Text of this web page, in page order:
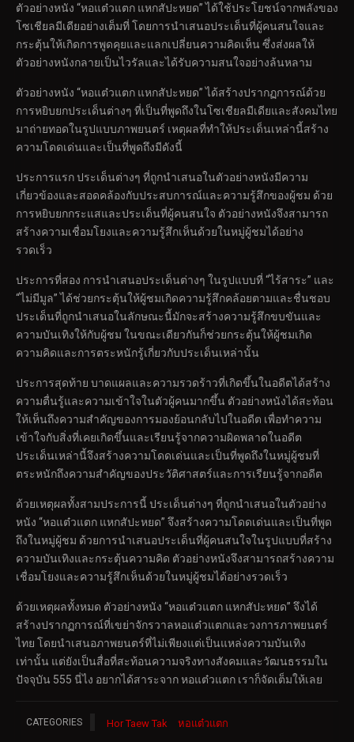
ตัวอย่างหนัง “หอแต๋วแตก แหกสัปะหยด” ได้ใช้ประโยชน์จากพลังของ
โซเชียลมีเดียอย่างเต็มที่ โดยการนำเสนอประเด็นที่ผู้คนสนใจและ
กระตุ้นให้เกิดการพูดคุยและแลกเปลี่ยนความคิดเห็น ซึ่งส่งผลให้
ตัวอย่างหนังกลายเป็นไวรัลและได้รับความสนใจอย่างล้นหลาม
ตัวอย่างหนัง “หอแต๋วแตก แหกสัปะหยด” ได้สร้างปรากฏการณ์ด้วย
การหยิบยกประเด็นต่างๆ ที่เป็นที่พูดถึงในโซเชียลมีเดียและสังคมไทย
มาถ่ายทอดในรูปแบบภาพยนตร์ เหตุผลที่ทำให้ประเด็นเหล่านี้สร้าง
ความโดดเด่นและเป็นที่พูดถึงมีดังนี้
ประการแรก ประเด็นต่างๆ ที่ถูกนำเสนอในตัวอย่างหนังมีความ
เกี่ยวข้องและสอดคล้องกับประสบการณ์และความรู้สึกของผู้ชม ด้วย
การหยิบยกกระแสและประเด็นที่ผู้คนสนใจ ตัวอย่างหนังจึงสามารถ
สร้างความเชื่อมโยงและความรู้สึกเห็นด้วยในหมู่ผู้ชมได้อย่าง
รวดเร็ว
ประการที่สอง การนำเสนอประเด็นต่างๆ ในรูปแบบที่ “ไร้สาระ” และ
“ไม่มีมูล” ได้ช่วยกระตุ้นให้ผู้ชมเกิดความรู้สึกคล้อยตามและชื่นชอบ
ประเด็นที่ถูกนำเสนอในลักษณะนี้มักจะสร้างความรู้สึกขบขันและ
ความบันเทิงให้กับผู้ชม ในขณะเดียวกันก็ช่วยกระตุ้นให้ผู้ชมเกิด
ความคิดและการตระหนักรู้เกี่ยวกับประเด็นเหล่านั้น
ประการสุดท้าย บาดแผลและความรวดร้าวที่เกิดขึ้นในอดีตได้สร้าง
ความตื่นรู้และความเข้าใจในตัวผู้คนมากขึ้น ตัวอย่างหนังได้สะท้อน
ให้เห็นถึงความสำคัญของการมองย้อนกลับไปในอดีต เพื่อทำความ
เข้าใจกับสิ่งที่เคยเกิดขึ้นและเรียนรู้จากความผิดพลาดในอดีต
ประเด็นเหล่านี้จึงสร้างความโดดเด่นและเป็นที่พูดถึงในหมู่ผู้ชมที่
ตระหนักถึงความสำคัญของประวัติศาสตร์และการเรียนรู้จากอดีต
ด้วยเหตุผลทั้งสามประการนี้ ประเด็นต่างๆ ที่ถูกนำเสนอในตัวอย่าง
หนัง “หอแต๋วแตก แหกสัปะหยด” จึงสร้างความโดดเด่นและเป็นที่พูด
ถึงในหมู่ผู้ชม ด้วยการนำเสนอประเด็นที่ผู้คนสนใจในรูปแบบที่สร้าง
ความบันเทิงและกระตุ้นความคิด ตัวอย่างหนังจึงสามารถสร้างความ
เชื่อมโยงและความรู้สึกเห็นด้วยในหมู่ผู้ชมได้อย่างรวดเร็ว
ด้วยเหตุผลทั้งหมด ตัวอย่างหนัง “หอแต๋วแตก แหกสัปะหยด” จึงได้
สร้างปรากฏการณ์ที่เขย่าจักรวาลหอแต๋วแตกและวงการภาพยนตร์
ไทย โดยนำเสนอภาพยนตร์ที่ไม่เพียงแต่เป็นแหล่งความบันเทิง
เท่านั้น แต่ยังเป็นสื่อที่สะท้อนความจริงทางสังคมและวัฒนธรรมใน
ปัจจุบัน 555 นี่ไง อยากได้สาระจาก หอแต๋วแตก เราก็จัดเต็มให้เลย
CATEGORIES Hor Taew Tak หอแต๋วแตก